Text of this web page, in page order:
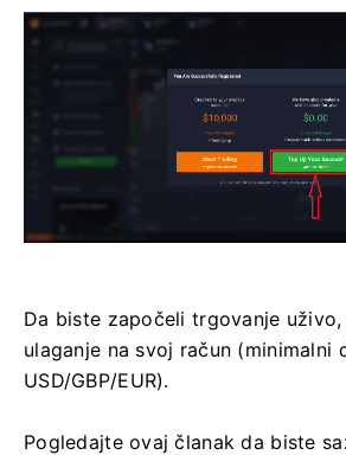
Da biste započeli trgovanje
ulaganje na svoj račun (minimalni
USD/GBP/EUR).
Pogledajte ovaj članak da biste